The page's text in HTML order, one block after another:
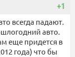
+1
всегда падают.
авто.
еще придется в
года) что бы